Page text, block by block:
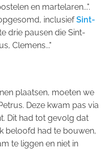
en martelaren...".
inclusiefSint-
drie pausen die Sint-
Clemens..."
plaatsen, moeten we
Deze kwam pas via
Dit had tot gevolg dat
beloofd had te bouwen,
te liggen en niet in